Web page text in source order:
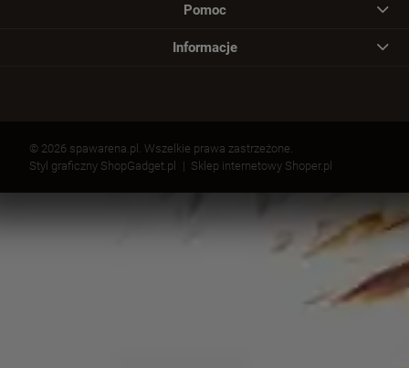
Pomoc
Informacje
© 2026 spawarena.pl. Wszelkie prawa zastrzeżone.
Styl graficzny ShopGadget.pl
Sklep internetowy Shoper.pl